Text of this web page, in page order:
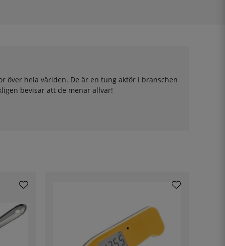
över hela världen. De är en tung aktör i branschen
bevisar att de menar allvar!